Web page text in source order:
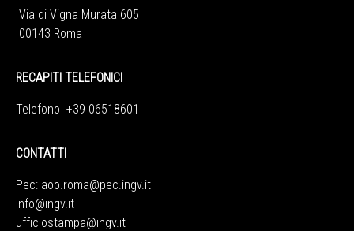
Via di Vigna Murata 605
00143 Roma
RECAPITI TELEFONICI
Telefono +39 06518601
CONTATTI
Pec: aoo.roma@pec.ingv.it
info@ingv.it
ufficiostampa@ingv.it